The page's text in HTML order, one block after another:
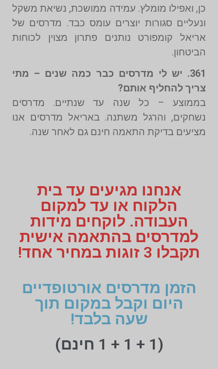
כן, ואפילו מומלץ. עמידה ממושכת, נשיאת משקל
ונעליים סגורות יוצרים עומס כבד. מדרסים של
אריאל קומפורט נותנים פתרון מצוין לכוחות
הביטחון.
361. יש לי מדרסים כבר כמה שנים – מתי
צריך להחליף אותם?
בממוצע – כל שנה עד שנתיים. מדרסים
נשחקים, והרגל משתנה. באריאל מדרסים אנו
מציעים בדיקת התאמה חינם גם לאחר שנה.
אנחנו מגיעים עד בית
הלקוח או עד למקום
העבודה. לוקחים מידות
למדרסים בהתאמה אישית
תקבלו 3 זוגות במחיר אחד!
הזמן מדרסים אורטופדיים
היום וקבל במקום תוך
שעה בלבד!
(1 + 1 + 1 חינם)